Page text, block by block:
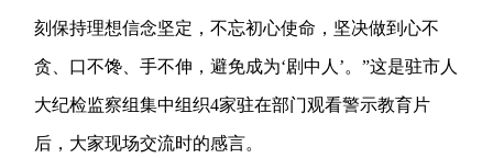
刻保持理想信念坚定，不忘初心使命，坚决做到心不
贪、口不馋、手不伸，避免成为‘剧中人’。”这是驻市人
大纪检监察组集中组织4家驻在部门观看警示教育片
后，大家现场交流时的感言。